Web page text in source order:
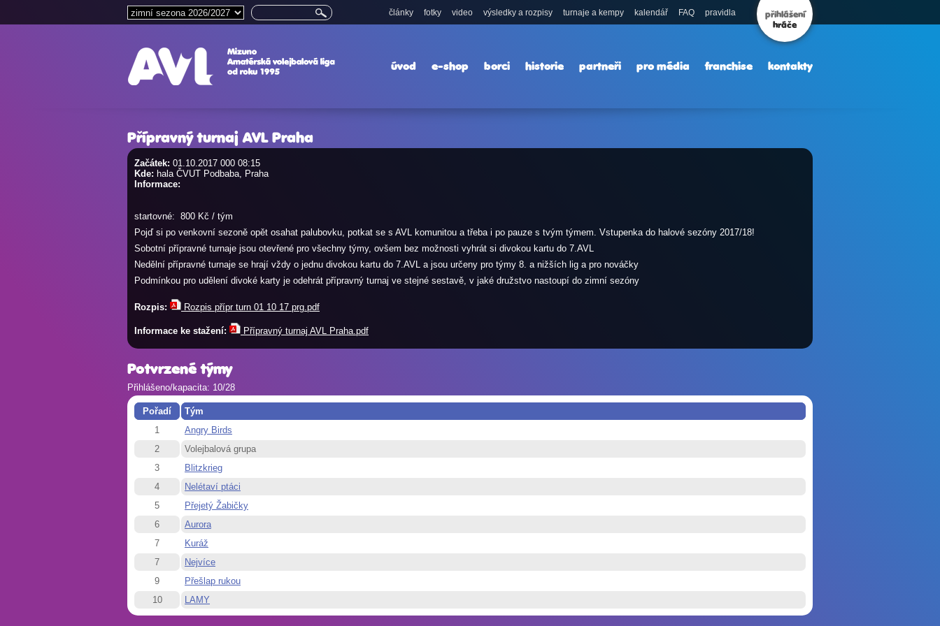
přihlášení
hráče
pravidla
FAQ
kalendář
turnaje a kempy
výsledky a rozpisy
video
fotky
články
kontakty
franchise
pro média
partneři
historie
borci
e-shop
úvod
Přípravný turnaj AVL Praha
Začátek: 01.10.2017 000 08:15
Kde: hala ČVUT Podbaba, Praha
Informace:
startovné: 800 Kč / tým
Pojď si po venkovní sezoně opět osahat palubovku, potkat se s AVL komunitou a třeba i po pauze s tvým týmem. Vstupenka do halové sezóny 2017/18!
Sobotní přípravné turnaje jsou otevřené pro všechny týmy, ovšem bez možnosti vyhrát si divokou kartu do 7.AVL
Nedělní přípravné turnaje se hrají vždy o jednu divokou kartu do 7.AVL a jsou určeny pro týmy 8. a nižších lig a pro nováčky
Podmínkou pro udělení divoké karty je odehrát přípravný turnaj ve stejné sestavě, v jaké družstvo nastoupí do zimní sezóny
Rozpis: Rozpis přípr turn 01 10 17 prg.pdf
Informace ke stažení: Přípravný turnaj AVL Praha.pdf
Potvrzené týmy
Přihlášeno/kapacita: 10/28
Pořadí
Tým
1
Angry Birds
2
Volejbalová grupa
3
Blitzkrieg
4
Nelétaví ptáci
5
Přejetý Žabičky
6
Aurora
7
Kuráž
7
Nejvíce
9
Přešlap rukou
10
LAMY